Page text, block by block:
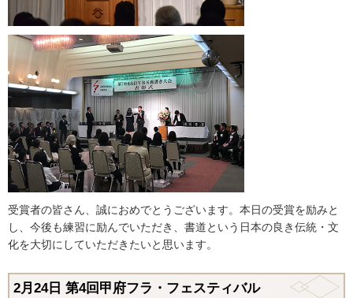
受賞者の皆さん、誠におめでとうございます。本日の受賞を励みと
し、今後も練習に励んでいただき、書道という日本の良き伝統・文
化を大切にしていただきたいと思います。
2月24日 第4回甲府フラ・フェスティバル